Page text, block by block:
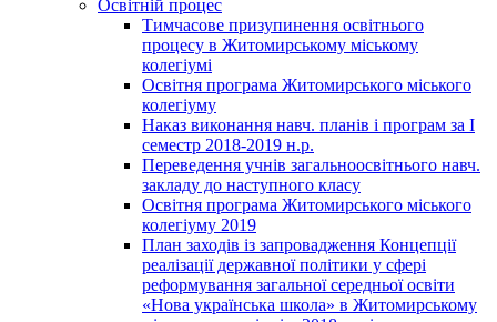
Освітній процес
Тимчасове призупинення освітнього
процесу в Житомирському міському
колегіумі
Освітня програма Житомирського міського
колегіуму
Наказ виконання навч. планів і програм за І
семестр 2018-2019 н.р.
Переведення учнів загальноосвітнього навч.
закладу до наступного класу
Освітня програма Житомирського міського
колегіуму 2019
План заходів із запровадження Концепції
реалізації державної політики у сфері
реформування загальної середньої освіти
«Нова українська школа» в Житомирському